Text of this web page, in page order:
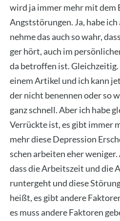
wird ja immer mehr mit dem
Angst­stö­run­gen. Ja, habe ich
neh­me das auch so wahr,
ger hört, auch im
da betrof­fen ist. Gleich­zei­tig.
einem Arti­kel und ich kann
der nicht benen­nen oder so
ganz schnell. Aber ich habe
Ver­rück­te ist, es gibt immer
mehr die­se Depres­si­on
schen arbei­ten eher
dass die Arbeits­zeit und die
run­ter­geht und die­se
heißt, es gibt ande­re
es muss ande­re Fak­to­ren